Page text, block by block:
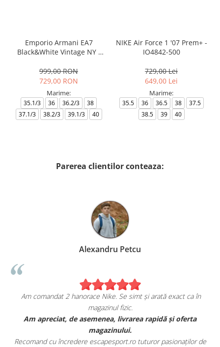
Emporio Armani EA7
Black&White Vintage NY -
999,00 RON
729,00 RON
Marime:
35.1/3 36 36.2/3
38
37.1/3
38.2/3 39.1/3 40
NIKE Air Force 1 '07 Prem+ -
IO4842-500
729,00 Lei
649,00 Lei
Marime:
35.5 36 36.5 38
37.5
38.5
39 40
Parerea clientilor conteaza:
Alexandru Petcu
Am comandat 2 hanorace Nike. Se simt și arată exact ca în
magazinul fizic.
Am apreciat, de asemenea, livrarea rapidă și oferta
magazinului.
Recomand cu încredere escapesport.ro tuturor pasionaților de